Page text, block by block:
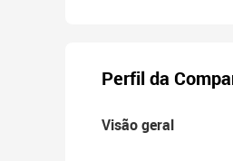
Perfil da
Visão geral